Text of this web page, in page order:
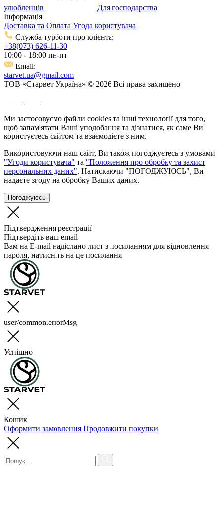
улюбленців
Для господарства
Інформація
Доставка та Оплата Угода користувача
Служба турботи про клієнта:
+38(073) 626-11-30
10:00 - 18:00 пн-пт
Email:
starvet.ua@gmail.com
ТОВ «Старвет Україна» © 2026 Всі права захищено
Ми застосовуємо файли cookies та інші технології для того,
щоб запам'ятати Ваші уподобання та дізнатися, як саме Ви
користуєтесь сайтом та взаємодієте з ним.
Використовуючи наш сайт, Ви також погоджуєтесь з умовами
"Угоди користувача" та "Положення про обробку та захист
персональних даних". Натискаючи "ПОГОДЖУЮСЬ", Ви
надаєте згоду на обробку Ваших даних.
Погоджуюсь
Підтвердження реєстрації
Підтвердіть ваш email
Вам на E-mail надіслано лист з посиланням для відновлення
пароля, натисніть на це посилання
user/common.errorMsg
Успішно
Кошик
Оформити замовлення Продовжити покупки